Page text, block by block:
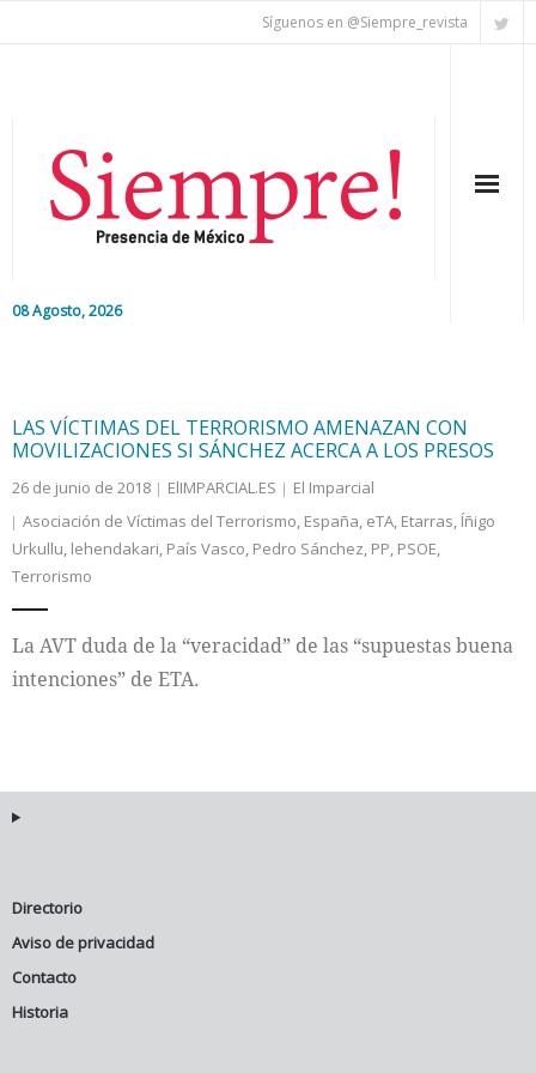
Síguenos en @Siempre_revista
08 Agosto, 2026
Editorial
Colaboradores
Internacional
Cultura
LAS VÍCTIMAS DEL TERRORISMO AMENAZAN CON
MOVILIZACIONES SI SÁNCHEZ ACERCA A LOS PRESOS
26 de junio de 2018 ElIMPARCIAL.ES
El Imparcial
Asociación de Víctimas del Terrorismo, España, eTA, Etarras, Íñigo
Urkullu, lehendakari, País Vasco, Pedro Sánchez, PP, PSOE,
Terrorismo
La AVT duda de la “veracidad” de las “supuestas buena
intenciones” de ETA.
Directorio
Aviso de privacidad
Contacto
Historia